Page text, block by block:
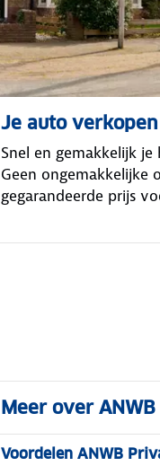
Je auto
Snel en gemakkelijk
Geen ongemakkelijke
gegarandeerde prijs
Meer over
Voordelen ANWB